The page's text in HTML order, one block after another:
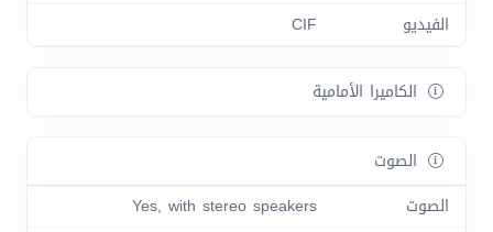
الفيديو
CIF
الكاميرا الأمامية
الصوت
الصوت
Yes, with stereo speakers